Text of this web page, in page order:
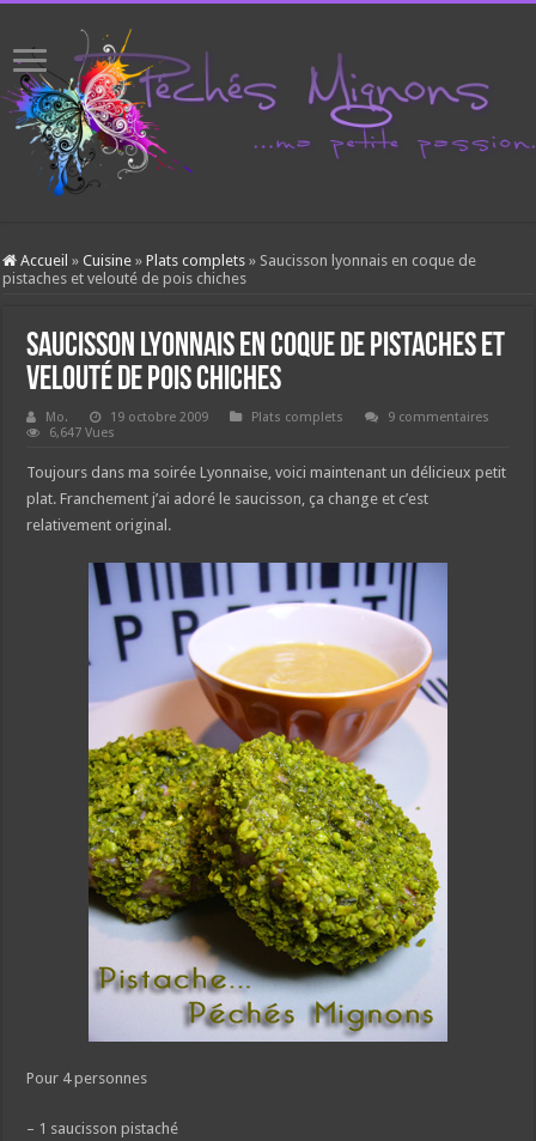
Accueil » Cuisine » Plats complets » Saucisson lyonnais en coque de
pistaches et velouté de pois chiches
Saucisson lyonnais en coque de pistaches et
velouté de pois chiches
Mo. 19 octobre 2009 Plats complets
9 commentaires
6,647 Vues
Toujours dans ma soirée Lyonnaise, voici maintenant un délicieux petit
plat. Franchement j’ai adoré le saucisson, ça change et c’est
relativement original.
Pour 4 personnes
– 1 saucisson pistaché